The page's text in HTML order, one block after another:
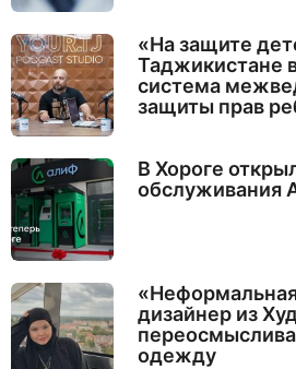
«На защите
Таджикистане
система
защиты прав
В Хороге
обслуживания
дизайнер из
одежду